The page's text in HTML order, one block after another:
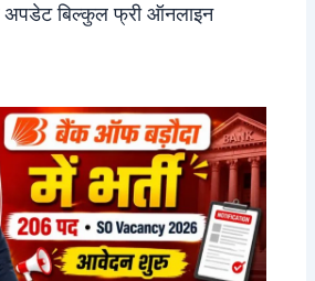
अपडेट बिल्कुल फ्री ऑनलाइन